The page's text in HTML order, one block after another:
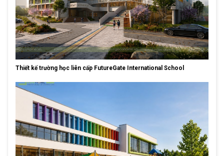
Thiết kế trường học liên cấp FutureGate International School